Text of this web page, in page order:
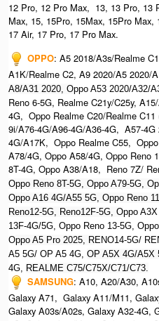
12 Pro, 12 Pro Max, 13, 13 Pro, 13
Max, 15, 15Pro, 15Max, 15Pro Max,
17 Air, 17 Pro, 17 Pro Max.
OPPO: A5 2018/A3s/Realme
A1K/Realme C2, A9 2020/A5 2020/
A8/A31 2020, Oppo A53 2020/A32/
Reno 6-5G, Realme C21y/C25y,
4G, Oppo Realme C20/Realme
9i/A76-4G/A96-4G/A36-4G, A57-
4G/A17K, Oppo Realme C55,
A78/4G, Oppo A58/4G, Oppo Reno
8T-4G, Oppo A38/A18, Reno 7Z/
Oppo Reno 8T-5G, Oppo A79-5G,
Oppo A16 4G/A55 5G, Oppo Reno
Reno12-5G, Reno12F-5G, Oppo
13F-4G/5G, Oppo Reno 13-5G,
Oppo A5 Pro 2025, RENO14-5G/
A5 5G/ OP A5 4G, OP A5X 4G/A5X
4G,
REALME C75/C75X/C71/C73.
SAMSUNG: A10, A20/A30,
Galaxy A71, Galaxy A11/M11,
Galaxy A03s/A02s, Galaxy A32-4G,